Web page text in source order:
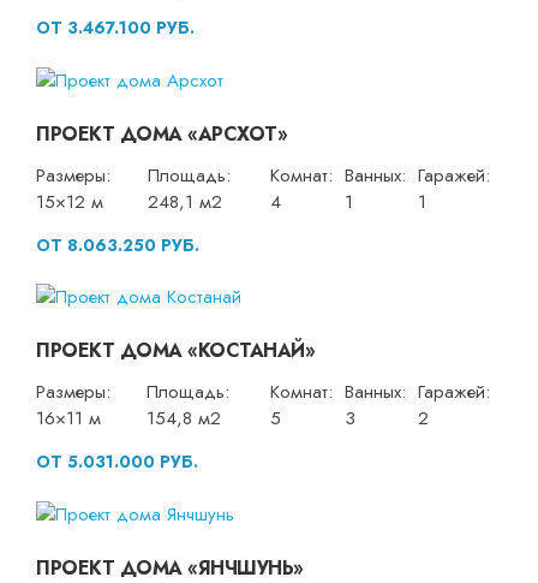
ОТ 3.467.100 РУБ.
ПРОЕКТ ДОМА «АРСХОТ»
Размеры:
15×12 м
Площадь:
248,1 м2
Комнат:
4
Ванных:
1
Гаражей:
1
ОТ 8.063.250 РУБ.
ПРОЕКТ ДОМА «КОСТАНАЙ»
Размеры:
16×11 м
Площадь:
154,8 м2
Комнат:
5
Ванных:
3
Гаражей:
2
ОТ 5.031.000 РУБ.
ПРОЕКТ ДОМА «ЯНЧШУНЬ»